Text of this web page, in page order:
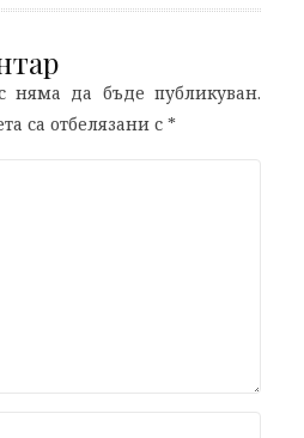
няма да бъде публикуван.
са отбелязани с *